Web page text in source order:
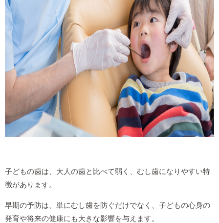
子どもの歯は、大人の歯と比べて弱く、むし歯になりやすい特
徴があります。
早期の予防は、単にむし歯を防ぐだけでなく、子どもの心身の
発育や将来の健康にも大きな影響を与えます。